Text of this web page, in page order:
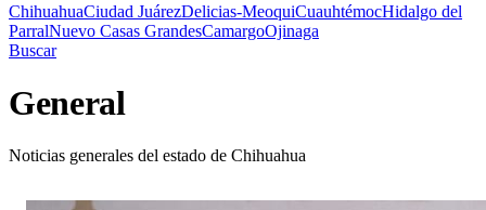
ChihuahuaCiudad JuárezDelicias-MeoquiCuauhtémocHidalgo del
ParralNuevo Casas GrandesCamargoOjinaga
Buscar
General
Noticias generales del estado de Chihuahua